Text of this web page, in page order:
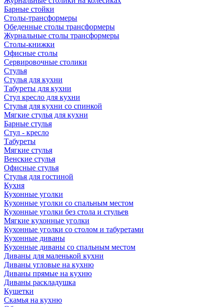
Барные стойки
Столы-трансформеры
Обеденные столы трансформеры
Журнальные столы трансформеры
Столы-книжки
Офисные столы
Сервировочные столики
Стулья
Стулья для кухни
Табуреты для кухни
Стул кресло для кухни
Стулья для кухни со спинкой
Мягкие стулья для кухни
Барные стулья
Стул - кресло
Табуреты
Мягкие стулья
Венские стулья
Офисные стулья
Стулья для гостиной
Кухня
Кухонные уголки
Кухонные уголки со спальным местом
Кухонные уголки без стола и стульев
Мягкие кухонные уголки
Кухонные уголки со столом и табуретами
Кухонные диваны
Кухонные диваны со спальным местом
Диваны для маленькой кухни
Диваны угловые на кухню
Диваны прямые на кухню
Диваны раскладушка
Кушетки
Скамья на кухню